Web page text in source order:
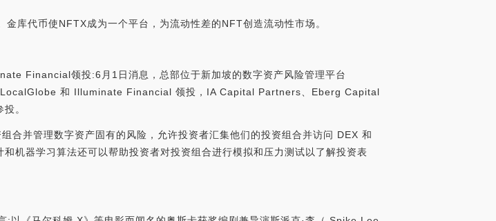
库代币使NFTX成为一个平台，为流动性差的NFT创造流动性市场。
Financial领投:6月1日消息，总部位于新加坡的数字资产风险管理平台
和 Illuminate Financial 领投，IA Capital Partners、Eberg Capital
。
并管理数字资产固有的风险，允许投资者汇集他们的投资组合并访问 DEX 和
机器学习算法还可以帮助投资者对投资组合进行模拟和压力测试以了解投资表